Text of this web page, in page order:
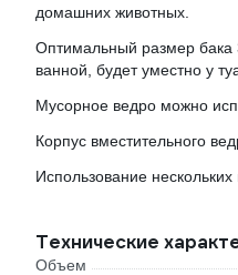
домашних животных.
Оптимальный размер бака
ванной, будет уместно у
Мусорное ведро можно
Корпус вместительного
Использование
Технические
Объем